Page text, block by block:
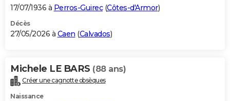
17/07/1936 à Perros-Guirec(Côtes-d'Armor)
Décès
27/05/2026 à Caen (Calvados)
Michele LE BARS (88 ans)
Créer une cagnotte obsèques
Naissance